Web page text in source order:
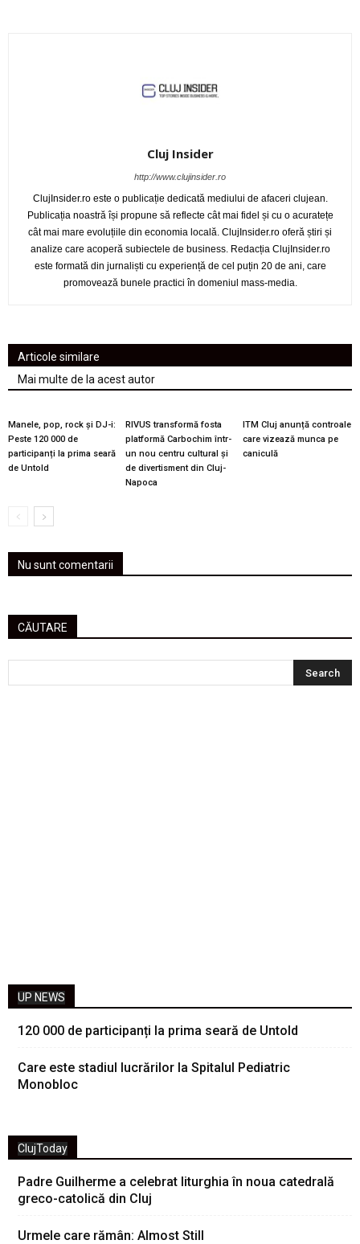
Cluj Insider
http://www.clujinsider.ro
ClujInsider.ro este o publicație dedicată mediului de afaceri clujean.
Publicația noastră își propune să reflecte cât mai fidel și cu o acuratețe
cât mai mare evoluțiile din economia locală. ClujInsider.ro oferă știri și
analize care acoperă subiectele de business. Redacția ClujInsider.ro
este formată din jurnaliști cu experiență de cel puțin 20 de ani, care
promovează bunele practici în domeniul mass-media.
Articole similare
Mai multe de la acest autor
Manele, pop, rock și DJ-i:
Peste 120 000 de
participanți la prima seară
de Untold
RIVUS transformă fosta
platformă Carbochim într-
un nou centru cultural și
de divertisment din Cluj-
Napoca
ITM Cluj anunță controale
care vizează munca pe
caniculă
Nu sunt comentarii
CĂUTARE
UP NEWS
120 000 de participanți la prima seară de Untold
Care este stadiul lucrărilor la Spitalul Pediatric
Monobloc
ClujToday
Padre Guilherme a celebrat liturghia în noua catedrală
greco-catolică din Cluj
Urmele care rămân: Almost Still